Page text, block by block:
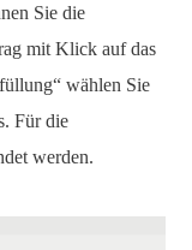
Sie die
mit Klick auf das
wählen Sie
Für die
werden.